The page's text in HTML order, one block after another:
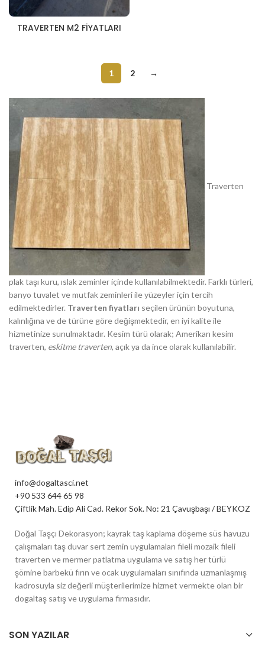
TRAVERTEN M2 FİYATLARI
1 2 →
Traverten
plak taşı kuru, ıslak zeminler içinde kullanılabilmektedir. Farklı türleri,
banyo tuvalet ve mutfak zeminleri ile yüzeyler için tercih
edilmektedirler. Traverten fiyatları seçilen ürünün boyutuna,
kalınlığına ve de türüne göre değişmektedir, en iyi kalite ile
hizmetinize sunulmaktadır. Kesim türü olarak; Amerikan kesim
traverten, eskitme traverten, açık ya da ince olarak kullanılabilir.
info@dogaltasci.net
+90 533 644 65 98
Çiftlik Mah. Edip Ali Cad. Rekor Sok. No: 21 Çavuşbaşı / BEYKOZ
Doğal Taşçı Dekorasyon; kayrak taş kaplama döşeme süs havuzu
çalışmaları taş duvar sert zemin uygulamaları fileli mozaik fileli
traverten ve mermer patlatma uygulama ve satış her türlü
şömine barbekü fırın ve ocak uygulamaları sınıfında uzmanlaşmış
kadrosuyla siz değerli müşterilerimize hizmet vermekte olan bir
dogaltaş satış ve uygulama firmasıdır.
SON YAZILAR